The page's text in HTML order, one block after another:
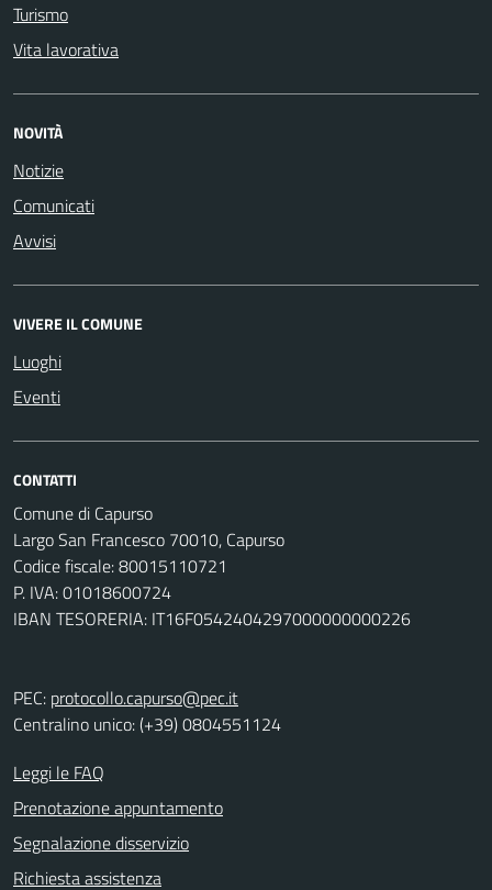
Turismo
Vita lavorativa
NOVITÀ
Notizie
Comunicati
Avvisi
VIVERE IL COMUNE
Luoghi
Eventi
CONTATTI
Comune di Capurso
Largo San Francesco 70010, Capurso
Codice fiscale: 80015110721
P. IVA: 01018600724
IBAN TESORERIA: IT16F0542404297000000000226
PEC: protocollo.capurso@pec.it
Centralino unico: (+39) 0804551124
Leggi le FAQ
Prenotazione appuntamento
Segnalazione disservizio
Richiesta assistenza